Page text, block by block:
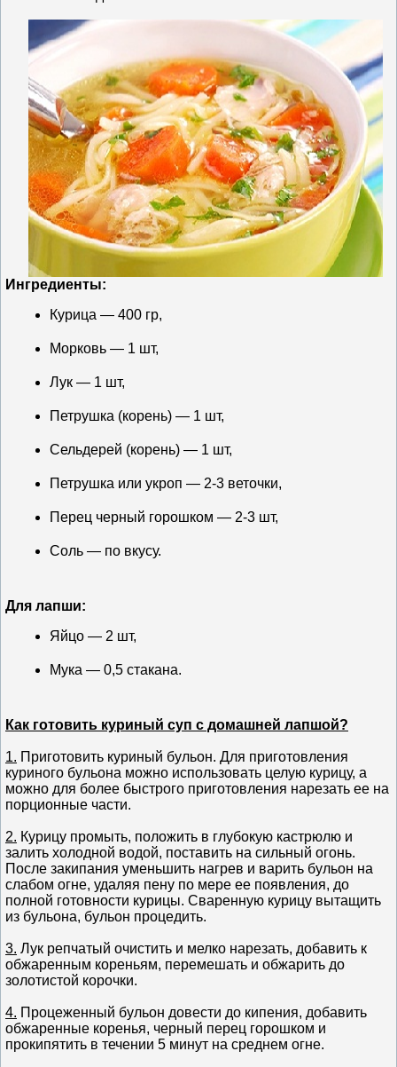
Ингредиенты:
Курица — 400 гр,
Морковь — 1 шт,
Лук — 1 шт,
Петрушка (корень) — 1 шт,
Сельдерей (корень) — 1 шт,
Петрушка или укроп — 2-3 веточки,
Перец черный горошком — 2-3 шт,
Соль — по вкусу.
Для лапши:
Яйцо — 2 шт,
Мука — 0,5 стакана.
Как готовить куриный суп с домашней лапшой?
1. Приготовить куриный бульон. Для приготовления
куриного бульона можно использовать целую курицу, а
можно для более быстрого приготовления нарезать ее на
порционные части.
2. Курицу промыть, положить в глубокую кастрюлю и
залить холодной водой, поставить на сильный огонь.
После закипания уменьшить нагрев и варить бульон на
слабом огне, удаляя пену по мере ее появления, до
полной готовности курицы. Сваренную курицу вытащить
из бульона, бульон процедить.
3. Лук репчатый очистить и мелко нарезать, добавить к
обжаренным кореньям, перемешать и обжарить до
золотистой корочки.
4. Процеженный бульон довести до кипения, добавить
обжаренные коренья, черный перец горошком и
прокипятить в течении 5 минут на среднем огне.